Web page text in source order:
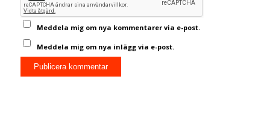
Meddela mig om nya kommentarer via e-post.
Meddela mig om nya inlägg via e-post.